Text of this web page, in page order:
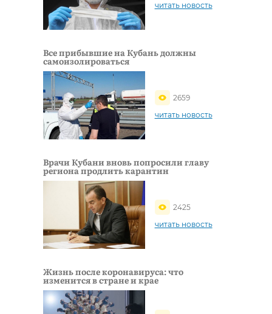
читать новость
Все прибывшие на Кубань должны
самоизолироваться
2659
читать новость
Врачи Кубани вновь попросили главу
региона продлить карантин
2425
читать новость
Жизнь после коронавируса: что
изменится в стране и крае